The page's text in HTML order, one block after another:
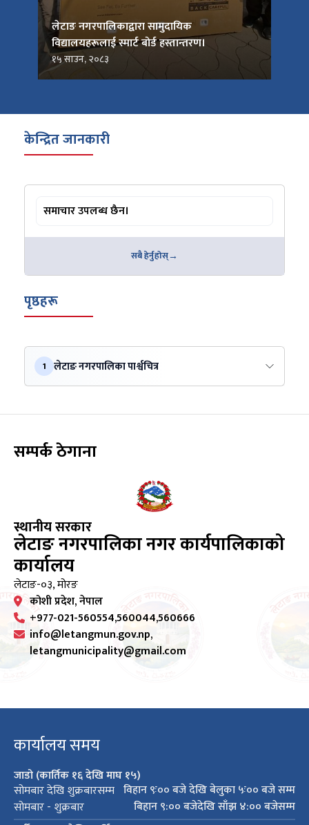
लेटाङ नगरपालिकाद्वारा सामुदायिक
विद्यालयहरूलाई स्मार्ट बोर्ड हस्तान्तरण।
१५ साउन, २०८३
केन्द्रित जानकारी
समाचार उपलब्ध छैन।
सबै हेर्नुहोस्
पृष्ठहरू
1 लेटाङ नगरपालिका पार्श्वचित्र
सम्पर्क ठेगाना
स्थानीय सरकार
लेटाङ नगरपालिका नगर कार्यपालिकाको
कार्यालय
लेटाङ-०३, मोरङ
कोशी प्रदेश, नेपाल
+977-021-560554,560044,560666
info@letangmun.gov.np,
letangmunicipality@gmail.com
कार्यालय समय
जाडो (कार्तिक १६ देखि माघ १५)
सोमबार देखि शुक्रबारसम्म विहान ९ः०० बजे देखि बेलुका ५ः०० बजे सम्म
सोमबार - शुक्रबार
बिहान ९:०० बजेदेखि साँझ ४:०० बजेसम्म